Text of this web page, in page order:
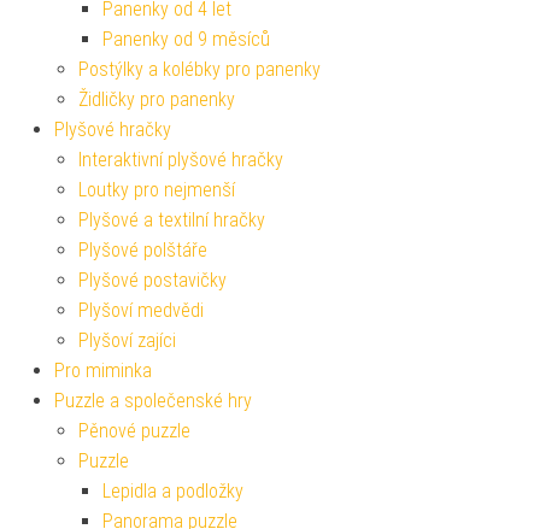
Panenky od 4 let
Panenky od 9 měsíců
Postýlky a kolébky pro panenky
Židličky pro panenky
Plyšové hračky
Interaktivní plyšové hračky
Loutky pro nejmenší
Plyšové a textilní hračky
Plyšové polštáře
Plyšové postavičky
Plyšoví medvědi
Plyšoví zajíci
Pro miminka
Puzzle a společenské hry
Pěnové puzzle
Puzzle
Lepidla a podložky
Panorama puzzle